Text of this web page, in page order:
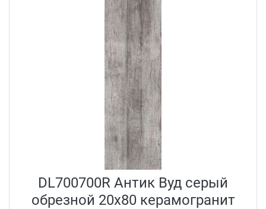
DL700700R Антик Вуд серый
обрезной 20x80 керамогранит